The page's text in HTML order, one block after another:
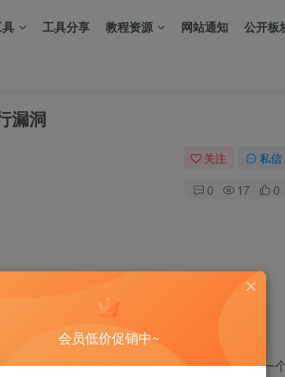
工具分享 教程资源 网站通知 公开板
漏洞
关注 私信
0 17 0
员帐户（非超级管理员）获得访问权限：创建一
会员低价促销中~